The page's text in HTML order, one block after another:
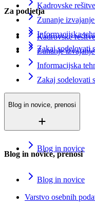
Kadrovske rešitve
Zunanje
Informacijska
Zakaj sodelovati
Za podjetja
Kadrovske rešitve
Zunanje
Informacijska
Zakaj sodelovati
Blog in novice, prenosi
Blog in novice
Blog in novice, prenosi
Blog in novice
Varstvo osebnih